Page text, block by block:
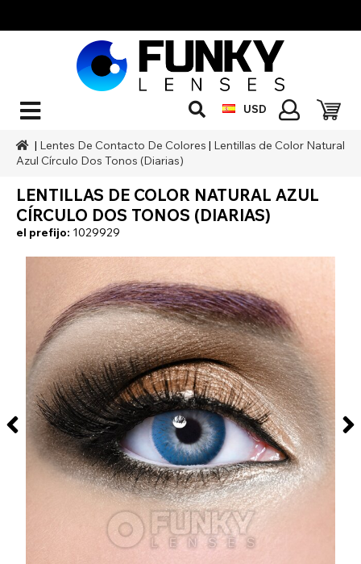
USD
| Lentes De Contacto De Colores | Lentillas de Color Natural
Azul Círculo Dos Tonos (Diarias)
LENTILLAS DE COLOR NATURAL AZUL
CÍRCULO DOS TONOS (DIARIAS)
el prefijo: 1029929